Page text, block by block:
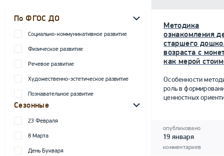
По ФГОС ДО
Социально-коммуникативное развитие
Физическое развитие
Речевое развитие
Художественно-эстетическое развитие
Познавательное развитие
Сезонные
23 Февраля
8 Марта
День Букваря
Методика
ознакомления
старшего
возраста с
как мерой
Особенности
роль в
ценностных
опубликовано
19 января
комментариев